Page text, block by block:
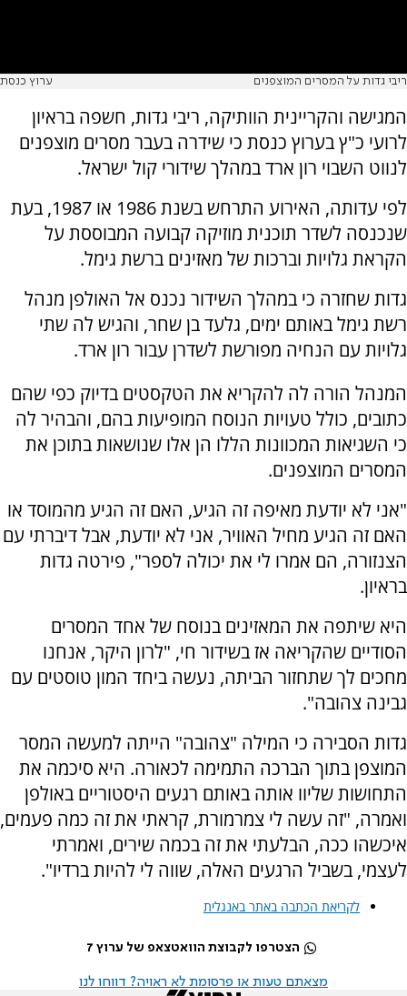
ריבי גדות על המסרים המוצפנים ערוץ כנסת
המגישה והקריינית הוותיקה, ריבי גדות, חשפה בראיון
לרועי כ"ץ בערוץ כנסת כי שידרה בעבר מסרים מוצפנים
לנווט השבוי רון ארד במהלך שידורי קול ישראל.
לפי עדותה, האירוע התרחש בשנת 1986 או 1987, בעת
שנכנסה לשדר תוכנית מוזיקה קבועה המבוססת על
הקראת גלויות וברכות של מאזינים ברשת גימל.
גדות שחזרה כי במהלך השידור נכנס אל האולפן מנהל
רשת גימל באותם ימים, גלעד בן שחר, והגיש לה שתי
גלויות עם הנחיה מפורשת לשדרן עבור רון ארד.
המנהל הורה לה להקריא את הטקסטים בדיוק כפי שהם
כתובים, כולל טעויות הנוסח המופיעות בהם, והבהיר לה
כי השגיאות המכוונות הללו הן אלו שנושאות בתוכן את
המסרים המוצפנים.
"אני לא יודעת מאיפה זה הגיע, האם זה הגיע מהמוסד או
האם זה הגיע מחיל האוויר, אני לא יודעת, אבל דיברתי עם
הצנזורה, הם אמרו לי את יכולה לספר", פירטה גדות
בראיון.
היא שיתפה את המאזינים בנוסח של אחד המסרים
הסודיים שהקריאה אז בשידור חי, "לרון היקר, אנחנו
מחכים לך שתחזור הביתה, נעשה ביחד המון טוסטים עם
גבינה צהובה".
גדות הסבירה כי המילה "צהובה" הייתה למעשה המסר
המוצפן בתוך הברכה התמימה לכאורה. היא סיכמה את
התחושות שליוו אותה באותם רגעים היסטוריים באולפן
ואמרה, "זה עשה לי צמרמורת, קראתי את זה כמה פעמים,
איכשהו ככה, הבלעתי את זה בכמה שירים, ואמרתי
לעצמי, בשביל הרגעים האלה, שווה לי להיות ברדיו".
לקריאת הכתבה באתר באנגלית
הצטרפו לקבוצת הוואטצאפ של ערוץ 7
מצאתם טעות או פרסומת לא ראויה? דווחו לנו